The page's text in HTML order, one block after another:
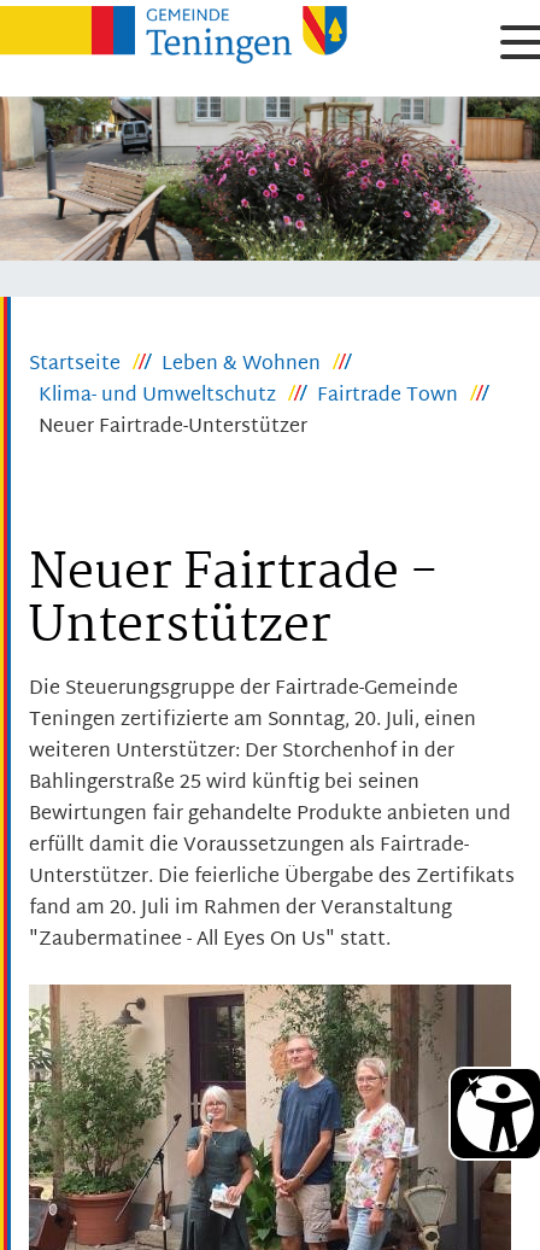
Startseite
Leben & Wohnen
Klima- und Umweltschutz
Fairtrade Town
Neuer Fairtrade-Unterstützer
Neuer Fairtrade -
Unterstützer
Die Steuerungsgruppe der Fairtrade-Gemeinde
Teningen zertifizierte am Sonntag, 20. Juli, einen
weiteren Unterstützer: Der Storchenhof in der
Bahlingerstraße 25 wird künftig bei seinen
Bewirtungen fair gehandelte Produkte anbieten und
erfüllt damit die Voraussetzungen als Fairtrade-
Unterstützer. Die feierliche Übergabe des Zertifikats
fand am 20. Juli im Rahmen der Veranstaltung
"Zaubermatinee - All Eyes On Us" statt.